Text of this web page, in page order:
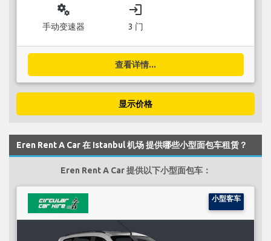
miscellaneous_services
手动变速器
login
3 门
查看详情...
显示价格
Eren Rent A Car 在 Istanbul 机场 提供哪些小型面包车租赁？
Eren Rent A Car 提供以下小型面包车：
小型客车